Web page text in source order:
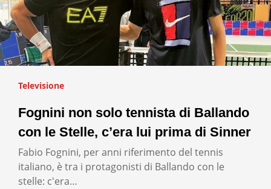
Televisione
Fognini non solo tennista di Ballando
con le Stelle, c’era lui prima di Sinner
Fabio Fognini, per anni riferimento del tennis
italiano, è tra i protagonisti di Ballando con le
stelle: c'era…